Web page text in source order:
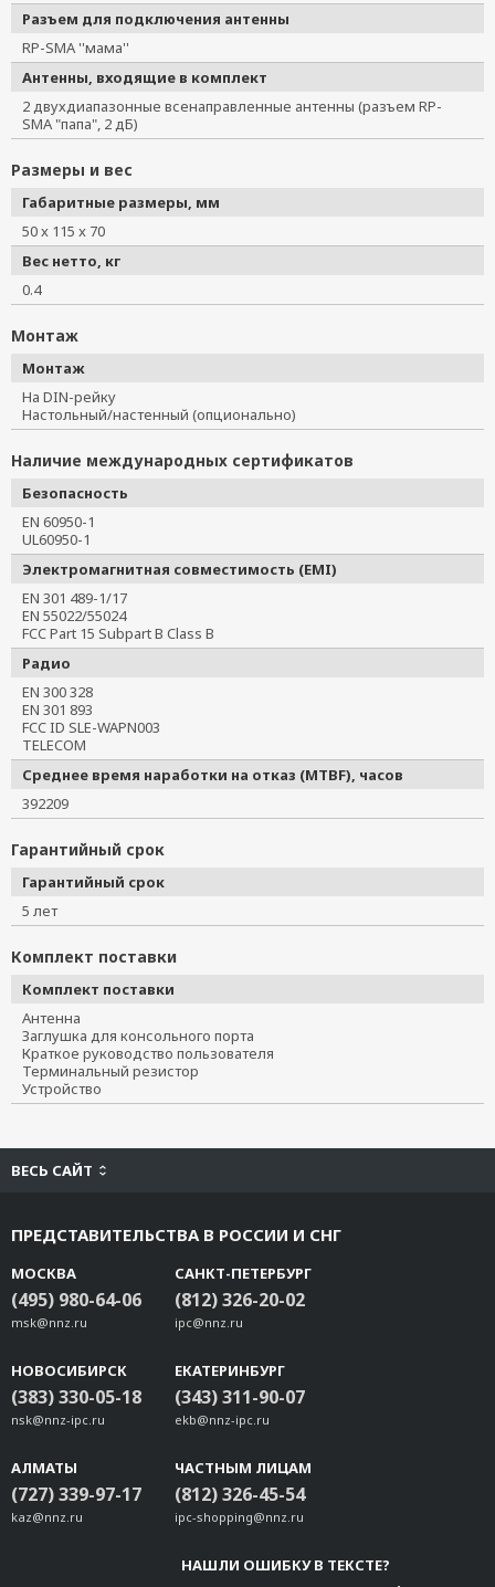
Разъем для подключения антенны
RP-SMA ''мама''
Антенны, входящие в комплект
2 двухдиапазонные всенаправленные антенны (разъем RP-
SMA "папа", 2 дБ)
Размеры и вес
Габаритные размеры, мм
50 x 115 x 70
Вес нетто, кг
0.4
Монтаж
Монтаж
На DIN-рейку
Настольный/настенный (опционально)
Наличие международных сертификатов
Безопасность
EN 60950-1
UL60950-1
Электромагнитная совместимость (EMI)
EN 301 489-1/17
EN 55022/55024
FCC Part 15 Subpart B Class B
Радио
EN 300 328
EN 301 893
FCC ID SLE-WAPN003
TELECOM
Среднее время наработки на отказ (MTBF), часов
392209
Гарантийный срок
Гарантийный срок
5 лет
Комплект поставки
Комплект поставки
Антенна
Заглушка для консольного порта
Краткое руководство пользователя
Терминальный резистор
Устройство
ВЕСЬ САЙТ
ПРЕДСТАВИТЕЛЬСТВА В РОССИИ И СНГ
МОСКВА
(495) 980-64-06
msk@nnz.ru
САНКТ-ПЕТЕРБУРГ
(812) 326-20-02
ipc@nnz.ru
НОВОСИБИРСК
(383) 330-05-18
nsk@nnz-ipc.ru
ЕКАТЕРИНБУРГ
(343) 311-90-07
ekb@nnz-ipc.ru
АЛМАТЫ
(727) 339-97-17
kaz@nnz.ru
ЧАСТНЫМ ЛИЦАМ
(812) 326-45-54
ipc-shopping@nnz.ru
НАШЛИ ОШИБКУ В ТЕКСТЕ?